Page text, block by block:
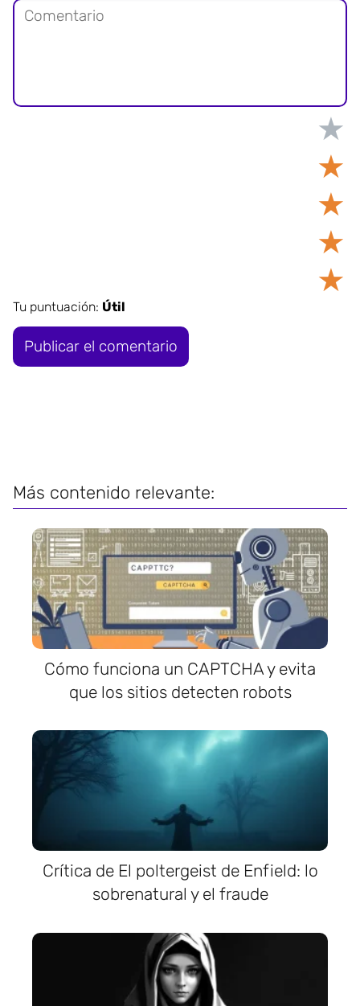
★
★
★
★
★
Tu puntuación: Útil
Más contenido relevante:
Cómo funciona un CAPTCHA y evita
que los sitios detecten robots
Crítica de El poltergeist de Enfield: lo
sobrenatural y el fraude